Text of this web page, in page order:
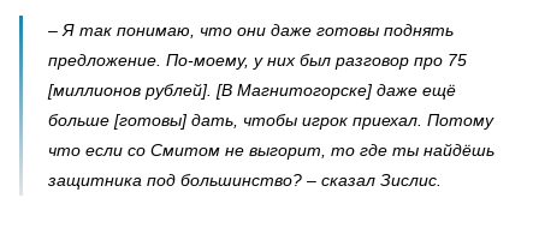
– Я так понимаю, что они даже готовы поднять
предложение. По-моему, у них был разговор про 75
[миллионов рублей]. [В Магнитогорске] даже ещё
больше [готовы] дать, чтобы игрок приехал. Потому
что если со Смитом не выгорит, то где ты найдёшь
защитника под большинство? – сказал Зислис.